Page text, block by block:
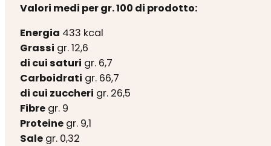
Valori medi per gr. 100 di prodotto:
Energia 433 kcal
Grassi gr. 12,6
di cui saturi gr. 6,7
Carboidrati gr. 66,7
di cui zuccheri gr. 26,5
Fibregr. 9
Proteinegr. 9,1
Salegr. 0,32